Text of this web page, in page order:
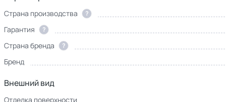
Страна производства ?
Гарантия ?
Страна бренда ?
Бренд
Внешний вид
Отделка поверхности